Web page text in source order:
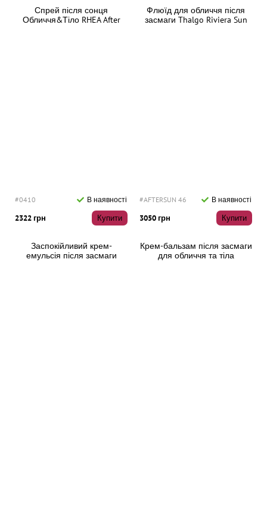
Спрей після сонця
Обличчя&Тіло RHEA After
Флюїд для обличчя після
засмаги Thalgo Riviera Sun
#0410 В наявності
2322 грн Купити
Заспокійливий крем-
емульсія після засмаги
#AFTERSUN 46 В наявності
3050 грн Купити
Крем-бальзам після засмаги
для обличчя та тіла